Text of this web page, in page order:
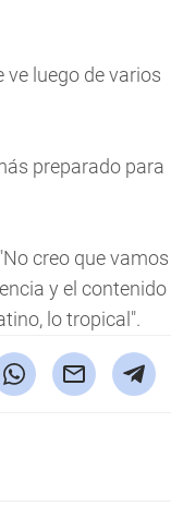
luego de varios
preparado para
creo que vamos
y el contenido
lo tropical".